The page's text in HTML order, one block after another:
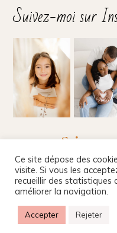
Suivez-moi sur
Suivez-
Christelle Beney
Agnes Colombo &
légales
Ce site dépose des
visite. Si vous les
recueillir des statistiques
améliorer la navigation.
Accepter Rejeter